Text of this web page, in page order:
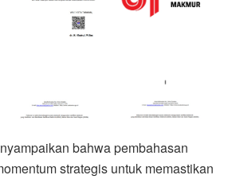
bahwa pembahasan
strategis untuk memastikan